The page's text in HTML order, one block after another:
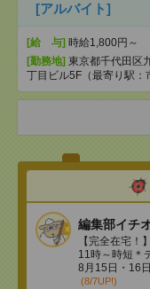
[アルバイト]
[給 与] 時給1,800円～
[勤務地] 東京都千代田区
丁目ビル5F（最寄り駅：
編集部イチ
【完全在宅！
11時～時短＊
8月15日・16
(8/7UP!)